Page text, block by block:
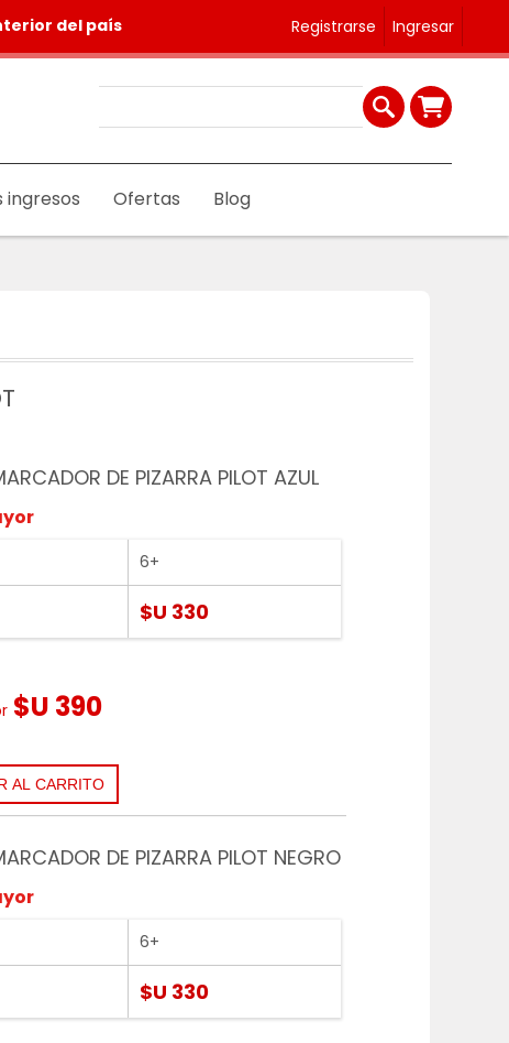
Registrarse Ingresar
del país
ingresos Ofertas Blog
DE PIZARRA PILOT AZUL
6+
$U 330
$U 390
DE PIZARRA PILOT NEGRO
6+
$U 330